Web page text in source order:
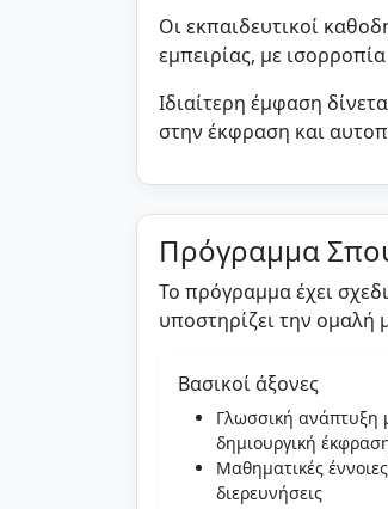
Οι εκπαιδευτικοί
εμπειρίας, με
Ιδιαίτερη έμφαση
στην έκφραση και
Πρόγραμμα
Το πρόγραμμα έχει
υποστηρίζει την ομαλή
Βασικοί άξονες
Γλωσσική ανάπτυξη
δημιουργική
Μαθηματικές
διερευνήσεις